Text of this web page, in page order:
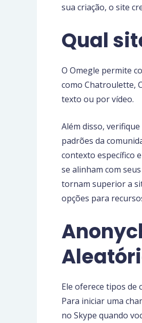
sua criação, o site
Qual
O Omegle permite
como Chatroulette,
texto ou por vídeo.
Além disso,
padrões da
contexto específico
se alinham com
tornam superior a
opções para
Ele oferece tipos de
Para iniciar uma
no Skype quando